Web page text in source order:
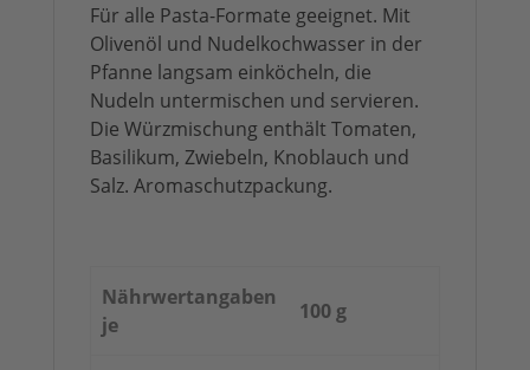
Für alle Pasta-Formate geeignet. Mit
Olivenöl und Nudelkochwasser in der
Pfanne langsam einköcheln, die
Nudeln untermischen und servieren.
Die Würzmischung enthält Tomaten,
Basilikum, Zwiebeln, Knoblauch und
Salz. Aromaschutzpackung.
Nährwertangaben
je
100 g